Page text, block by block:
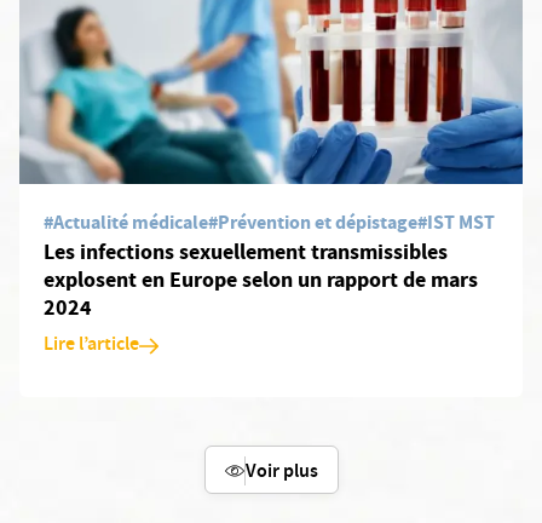
#Actualité médicale#Prévention et dépistage#IST MST
Les infections sexuellement transmissibles
explosent en Europe selon un rapport de mars
2024
Lire l’article
Voir plus